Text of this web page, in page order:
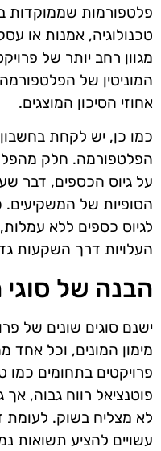
פלטפורמות שממוקדות
טכנולוגיה, אמנות או
מגוון רחב יותר של
המוניטין של
אחוזי הסיכון המוצגים.
כמו כן, יש לקחת
הפלטפורמה. חלק
על גיוס הכספים, דבר
הסופיות של
לגיוס כספים ללא
העלויות דרך השקעות
הבנה של סוגי
ישנם סוגים שונים של
מימון המונים, וכל אחד
פרויקטים בתחומים כמו
פוטנציאל רווח גבוה,
לא מצליח בשוק. לעומת
עשויים להציע תשואות